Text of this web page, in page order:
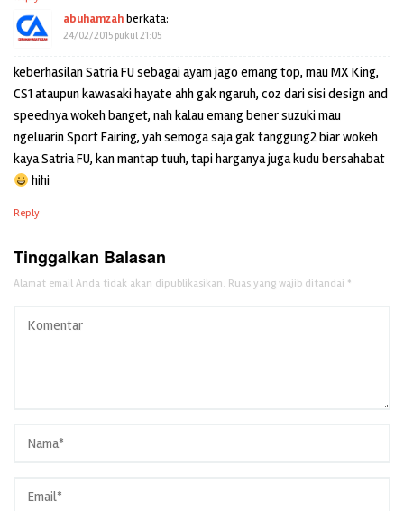
abuhamzahberkata:
24/02/2015 pukul 21:05
keberhasilan Satria FU sebagai ayam jago emang top, mau MX King,
CS1 ataupun kawasaki hayate ahh gak ngaruh, coz dari sisi design and
speednya wokeh banget, nah kalau emang bener suzuki mau
ngeluarin Sport Fairing, yah semoga saja gak tanggung2 biar wokeh
kaya Satria FU, kan mantap tuuh, tapi harganya juga kudu bersahabat
hihi
Reply
Tinggalkan Balasan
Alamat email Anda tidak akan dipublikasikan. Ruas yang wajib ditandai *